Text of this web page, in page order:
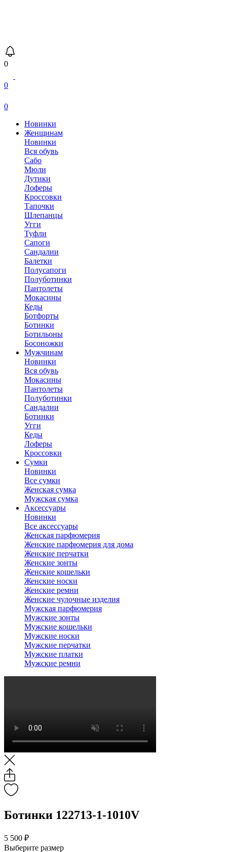
0
0
0
Новинки
Женщинам
Новинки
Вся обувь
Сабо
Мюли
Дутики
Лоферы
Кроссовки
Тапочки
Шлепанцы
Угги
Туфли
Сапоги
Сандалии
Балетки
Полусапоги
Полуботинки
Пантолеты
Мокасины
Кеды
Ботфорты
Ботинки
Ботильоны
Босоножки
Мужчинам
Новинки
Вся обувь
Мокасины
Пантолеты
Полуботинки
Сандалии
Ботинки
Угги
Кеды
Лоферы
Кроссовки
Сумки
Новинки
Все сумки
Женская сумка
Мужская сумка
Аксессуары
Новинки
Все аксессуары
Женская парфюмерия
Женские парфюмерия для дома
Женские перчатки
Женские зонты
Женские кошельки
Женские носки
Женские ремни
Женские чулочные изделия
Мужская парфюмерия
Мужские зонты
Мужские кошельки
Мужские носки
Мужские перчатки
Мужские платки
Мужские ремни
Ботинки 122713-1-1010V
5 500 ₽
Выберите размер